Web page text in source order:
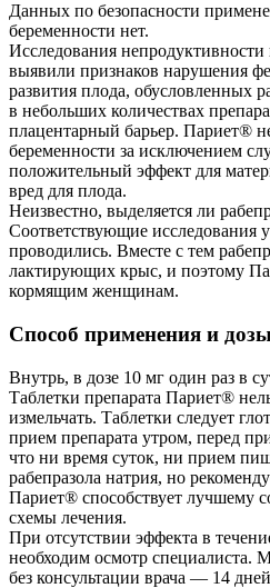
Данных по безопасности
беременности нет.
Исследования
выявили признаков нарушения
развития плода, обусловленных
в небольших количествах
плацентарный барьер. Париет®
беременности за исключением
положительный эффект для
вред для плода.
Неизвестно, выделяется ли
Соответствующие
проводились. Вместе с тем
лактирующих крыс, и поэтому
кормящим женщинам.
Способ применения и
Внутрь, в дозе 10 мг один раз в
Таблетки препарата Париет®
измельчать. Таблетки следует
прием препарата утром, перед
что ни время суток, ни прием
рабепразола натрия, но
Париет® способствует лучшему
схемы лечения.
При отсутствии эффекта в
необходим осмотр специалиста.
без консультации врача — 14